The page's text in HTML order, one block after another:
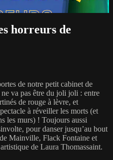
horreurs de
de notre petit cabinet de
va pas être du joli joli : entre
de rouge à lèvre, et
à réveiller les morts (et
les murs) ! Toujours aussi
pour danser jusqu’au bout
Mainville, Flack Fontaine et
de Laura Thomassaint.